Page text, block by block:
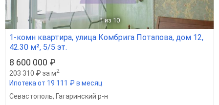
1 из 10
1-комн квартира, улица Комбрига Потапова, дом 12,
42.30 м², 5/5 эт.
8 600 000 ₽
203 310 ₽ за м2
Ипотека от 19 111 ₽ в месяц
Севастополь, Гагаринский р-н